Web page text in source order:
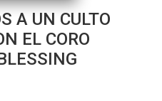
A UN CULTO
EL CORO